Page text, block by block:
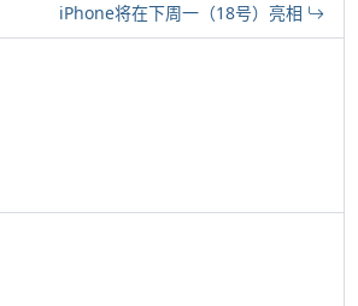
iPhone将在下周一（18号）亮相